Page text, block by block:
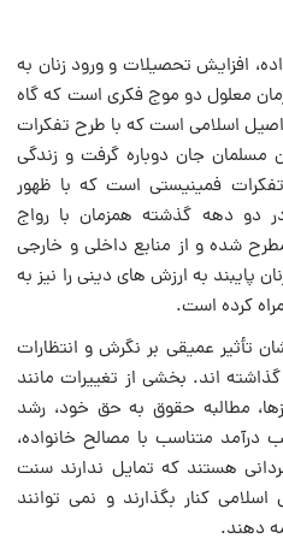
افزایش تحصیلات و ورود زنان به
معلول دو موج فکری است که گاه
اسلامی است که با طرح تفکرات
مسلمان جان دوباره گرفت و زندگی
فمینیستی است که با ظهور
دو دهه گذشته همزمان با رواج
شده و از منابع داخلی و خارجی
پایبند به ارزش های دینی را نیز به
کرده است.
تأثیر عمیقی بر نگرش و انتظارات
اند. بخشی از تغییرات مانند
مطالبه حقوق به حق خود، رشد
متناسب با مصالح خانواده،
هستند که تمایل ندارند سنت
کنار بگذارند و نمی توانند
دهند.